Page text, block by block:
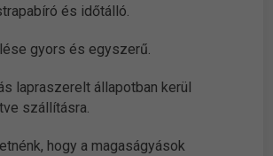
és időtálló.
gyors és egyszerű.
lapraszerelt állapotban kerül
szállításra.
hogy a magaságyások